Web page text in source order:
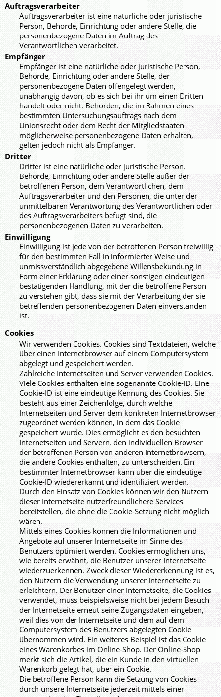
Auftragsverarbeiter
Auftragsverarbeiter ist eine natürliche oder juristische
Person, Behörde, Einrichtung oder andere Stelle, die
personenbezogene Daten im Auftrag des
Verantwortlichen verarbeitet.
Empfänger
Empfänger ist eine natürliche oder juristische Person,
Behörde, Einrichtung oder andere Stelle, der
personenbezogene Daten offengelegt werden,
unabhängig davon, ob es sich bei ihr um einen Dritten
handelt oder nicht. Behörden, die im Rahmen eines
bestimmten Untersuchungsauftrags nach dem
Unionsrecht oder dem Recht der Mitgliedstaaten
möglicherweise personenbezogene Daten erhalten,
gelten jedoch nicht als Empfänger.
Dritter
Dritter ist eine natürliche oder juristische Person,
Behörde, Einrichtung oder andere Stelle außer der
betroffenen Person, dem Verantwortlichen, dem
Auftragsverarbeiter und den Personen, die unter der
unmittelbaren Verantwortung des Verantwortlichen oder
des Auftragsverarbeiters befugt sind, die
personenbezogenen Daten zu verarbeiten.
Einwilligung
Einwilligung ist jede von der betroffenen Person freiwillig
für den bestimmten Fall in informierter Weise und
unmissverständlich abgegebene Willensbekundung in
Form einer Erklärung oder einer sonstigen eindeutigen
bestätigenden Handlung, mit der die betroffene Person
zu verstehen gibt, dass sie mit der Verarbeitung der sie
betreffenden personenbezogenen Daten einverstanden
ist.
Cookies
Wir verwenden Cookies. Cookies sind Textdateien, welche
über einen Internetbrowser auf einem Computersystem
abgelegt und gespeichert werden.
Zahlreiche Internetseiten und Server verwenden Cookies.
Viele Cookies enthalten eine sogenannte Cookie-ID. Eine
Cookie-ID ist eine eindeutige Kennung des Cookies. Sie
besteht aus einer Zeichenfolge, durch welche
Internetseiten und Server dem konkreten Internetbrowser
zugeordnet werden können, in dem das Cookie
gespeichert wurde. Dies ermöglicht es den besuchten
Internetseiten und Servern, den individuellen Browser
der betroffenen Person von anderen Internetbrowsern,
die andere Cookies enthalten, zu unterscheiden. Ein
bestimmter Internetbrowser kann über die eindeutige
Cookie-ID wiedererkannt und identifiziert werden.
Durch den Einsatz von Cookies können wir den Nutzern
dieser Internetseite nutzerfreundlichere Services
bereitstellen, die ohne die Cookie-Setzung nicht möglich
wären.
Mittels eines Cookies können die Informationen und
Angebote auf unserer Internetseite im Sinne des
Benutzers optimiert werden. Cookies ermöglichen uns,
wie bereits erwähnt, die Benutzer unserer Internetseite
wiederzuerkennen. Zweck dieser Wiedererkennung ist es,
den Nutzern die Verwendung unserer Internetseite zu
erleichtern. Der Benutzer einer Internetseite, die Cookies
verwendet, muss beispielsweise nicht bei jedem Besuch
der Internetseite erneut seine Zugangsdaten eingeben,
weil dies von der Internetseite und dem auf dem
Computersystem des Benutzers abgelegten Cookie
übernommen wird. Ein weiteres Beispiel ist das Cookie
eines Warenkorbes im Online-Shop. Der Online-Shop
merkt sich die Artikel, die ein Kunde in den virtuellen
Warenkorb gelegt hat, über ein Cookie.
Die betroffene Person kann die Setzung von Cookies
durch unsere Internetseite jederzeit mittels einer